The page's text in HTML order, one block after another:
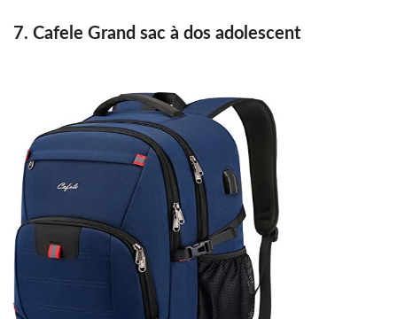
7. Cafele Grand sac à dos adolescent